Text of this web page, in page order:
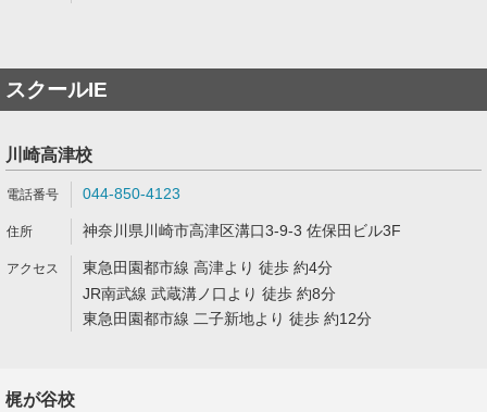
スクールIE
川崎高津校
044-850-4123
神奈川県川崎市高津区溝口3-9-3 佐保田ビル3F
東急田園都市線 高津より 徒歩 約4分
JR南武線 武蔵溝ノ口より 徒歩 約8分
東急田園都市線 二子新地より 徒歩 約12分
梶が谷校